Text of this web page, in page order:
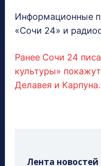
Информационные
«Сочи 24» и
Ранее Сочи 24
культуры»
Делавея и Карпуна.
Лента новостей